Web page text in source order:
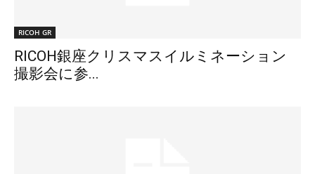
RICOH GR
RICOH銀座クリスマスイルミネーション
撮影会に参...